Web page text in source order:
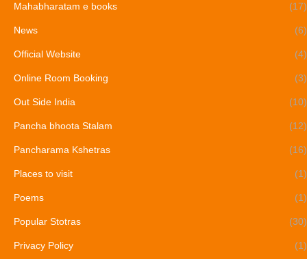
Mahabharatam e books (17)
News (6)
Official Website (4)
Online Room Booking (3)
Out Side India (10)
Pancha bhoota Stalam (12)
Pancharama Kshetras (16)
Places to visit (1)
Poems (1)
Popular Stotras (30)
Privacy Policy (1)